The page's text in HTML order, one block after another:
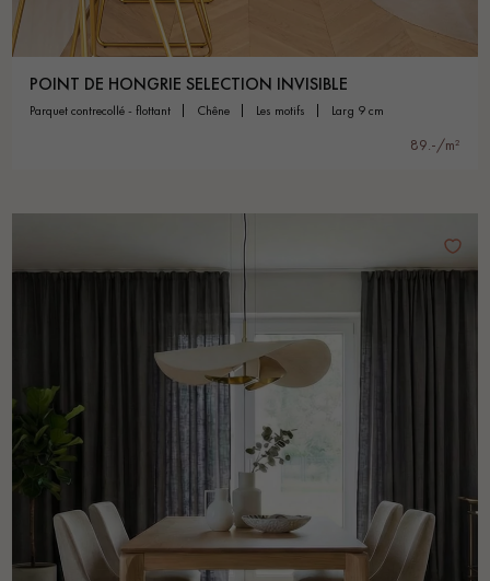
POINT DE HONGRIE SELECTION INVISIBLE
parquet contrecollé - flottant chêne les motifs larg 9 cm
89.-/m²